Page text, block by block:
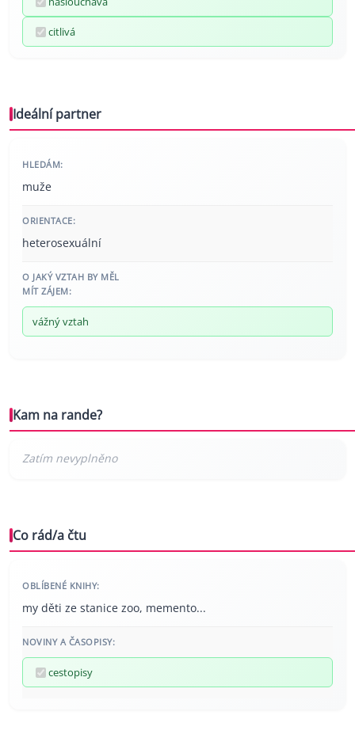
citlivá
Ideální partner
HLEDÁM:
muže
ORIENTACE:
heterosexuální
O JAKÝ VZTAH BY MĚL
MÍT ZÁJEM:
vážný vztah
Kam na rande?
Co rád/a čtu
OBLÍBENÉ KNIHY:
my děti ze stanice zoo, memento...
NOVINY A ČASOPISY:
cestopisy